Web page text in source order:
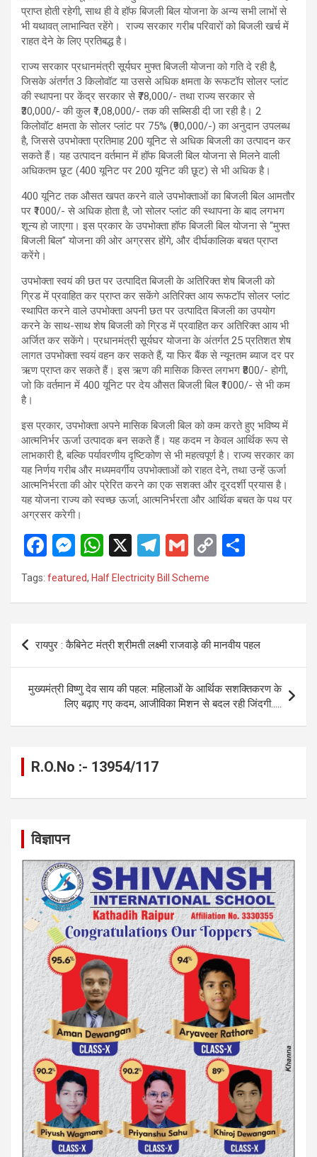
प्राप्त होती रहेगी, साथ ही वे हॉफ बिजली बिल योजना के अन्य सभी लाभों से
भी यथावत् लाभान्वित रहेंगे। राज्य सरकार गरीब परिवारों को बिजली खर्च में
राहत देने के लिए प्रतिबद्ध है।
राज्य सरकार प्रधानमंत्री सूर्यघर मुफ्त बिजली योजना को गति दे रही है,
जिसके अंतर्गत 3 किलोवॉट या उससे अधिक क्षमता के रूफटॉप सोलर प्लांट
की स्थापना पर केंद्र सरकार से ₹78,000/- तथा राज्य सरकार से
₹30,000/- की कुल ₹1,08,000/- तक की सब्सिडी दी जा रही है। 2
किलोवॉट क्षमता के सोलर प्लांट पर 75% (₹90,000/-) का अनुदान उपलब्ध
है, जिससे उपभोक्ता प्रतिमाह 200 यूनिट से अधिक बिजली का उत्पादन कर
सकते हैं। यह उत्पादन वर्तमान में हॉफ बिजली बिल योजना से मिलने वाली
अधिकतम छूट (400 यूनिट पर 200 यूनिट की छूट) से भी अधिक है।
400 यूनिट तक औसत खपत करने वाले उपभोक्ताओं का बिजली बिल आमतौर
पर ₹1000/- से अधिक होता है, जो सोलर प्लांट की स्थापना के बाद लगभग
शून्य हो जाएगा। इस प्रकार के उपभोक्ता हॉफ बिजली बिल योजना से “मुफ्त
बिजली बिल” योजना की ओर अग्रसर होंगे, और दीर्घकालिक बचत प्राप्त
करेंगे।
उपभोक्ता स्वयं की छत पर उत्पादित बिजली के अतिरिक्त शेष बिजली को
ग्रिड में प्रवाहित कर प्राप्त कर सकेंगे अतिरिक्त आय रूफटॉप सोलर प्लांट
स्थापित करने वाले उपभोक्ता अपनी छत पर उत्पादित बिजली का उपयोग
करने के साथ-साथ शेष बिजली को ग्रिड में प्रवाहित कर अतिरिक्त आय भी
अर्जित कर सकेंगे। प्रधानमंत्री सूर्यघर योजना के अंतर्गत 25 प्रतिशत शेष
लागत उपभोक्ता स्वयं वहन कर सकते हैं, या फिर बैंक से न्यूनतम ब्याज दर पर
ऋण प्राप्त कर सकते हैं। इस ऋण की मासिक किस्त लगभग ₹800/- होगी,
जो कि वर्तमान में 400 यूनिट पर देय औसत बिजली बिल ₹1000/- से भी कम
है।
इस प्रकार, उपभोक्ता अपने मासिक बिजली बिल को कम करते हुए भविष्य में
आत्मनिर्भर ऊर्जा उत्पादक बन सकते हैं। यह कदम न केवल आर्थिक रूप से
लाभकारी है, बल्कि पर्यावरणीय दृष्टिकोण से भी महत्वपूर्ण है। राज्य सरकार का
यह निर्णय गरीब और मध्यमवर्गीय उपभोक्ताओं को राहत देने, तथा उन्हें ऊर्जा
आत्मनिर्भरता की ओर प्रेरित करने का एक सशक्त और दूरदर्शी प्रयास है।
यह योजना राज्य को स्वच्छ ऊर्जा, आत्मनिर्भरता और आर्थिक बचत के पथ पर
अग्रसर करेगी।
F
a
o
o
k
M
es
se
g
W
h
A
p
p
X
T
el
a
G
C
n
Tags: featured, Half Electricity Bill Scheme
Post
navigation
रायपुर : कैबिनेट मंत्री श्रीमती लक्ष्मी राजवाड़े की मानवीय पहल
मुख्यमंत्री विष्णु देव साय की पहल: महिलाओं के आर्थिक सशक्तिकरण के
लिए बढ़ाए गए कदम, आजीविका मिशन से बदल रही जिंदगी…..
R.O.No :- 13954/117
विज्ञापन